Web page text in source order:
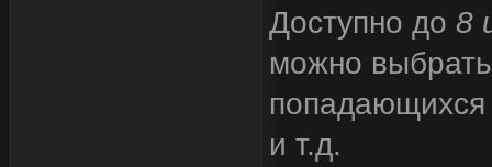
Доступно до 8
можно выбрать
попадающихся
и т.д.